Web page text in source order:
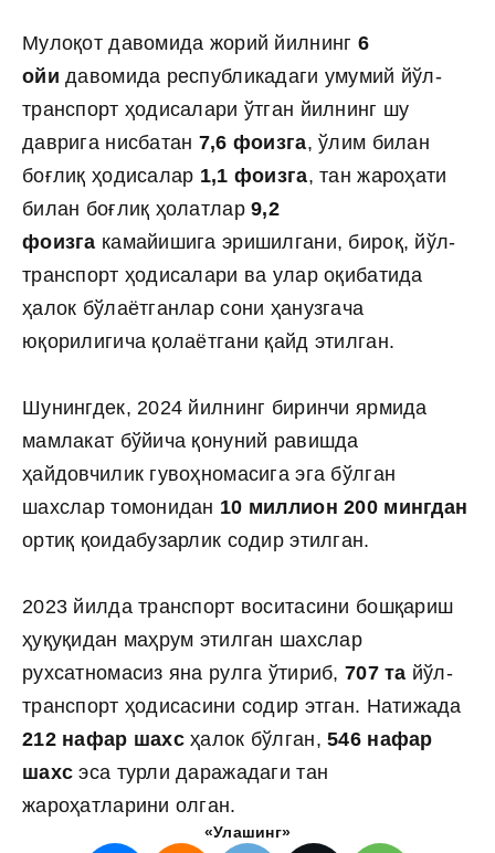
Мулоқот давомида жорий йилнинг 6
ойидавомида республикадаги умумий йўл-
транспорт ҳодисалари ўтган йилнинг шу
даврига нисбатан 7,6 фоизга, ўлим билан
боғлиқ ҳодисалар 1,1 фоизга, тан жароҳати
билан боғлиқ ҳолатлар9,2
фоизга камайишига эришилгани, бироқ, йўл-
транспорт ҳодисалари ва улар оқибатида
ҳалок бўлаётганлар сони ҳанузгача
юқорилигича қолаётгани қайд этилган.
Шунингдек, 2024 йилнинг биринчи ярмида
мамлакат бўйича қонуний равишда
ҳайдовчилик гувоҳномасига эга бўлган
шахслар томонидан 10 миллион 200 мингдан
ортиқ қоидабузарлик содир этилган.
2023 йилда транспорт воситасини бошқариш
ҳуқуқидан маҳрум этилган шахслар
рухсатномасиз яна рулга ўтириб, 707 та йўл-
транспорт ҳодисасини содир этган. Натижада
212 нафар шахсҳалок бўлган,546 нафар
шахс эса турли даражадаги тан
жароҳатларини олган.
«Улашинг»